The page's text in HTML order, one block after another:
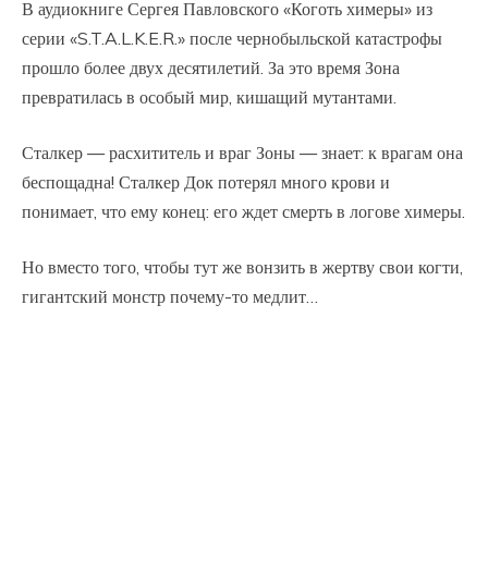
В аудиокниге Сергея Павловского «Коготь химеры» из
серии «S.T.A.L.K.E.R.» после чернобыльской катастрофы
прошло более двух десятилетий. За это время Зона
превратилась в особый мир, кишащий мутантами.
Сталкер — расхититель и враг Зоны — знает: к врагам она
беспощадна! Сталкер Док потерял много крови и
понимает, что ему конец: его ждет смерть в логове химеры.
Но вместо того, чтобы тут же вонзить в жертву свои когти,
гигантский монстр почему-то медлит…